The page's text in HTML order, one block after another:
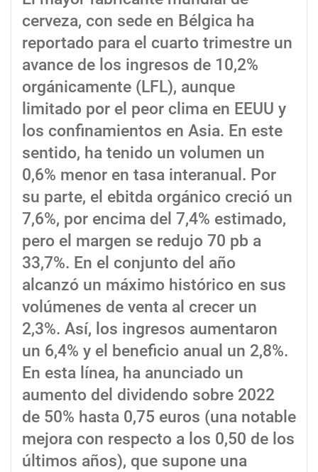
cerveza, con sede en Bélgica ha
reportado para el cuarto trimestre un
avance de los ingresos de 10,2%
orgánicamente (LFL), aunque
limitado por el peor clima en EEUU y
los confinamientos en Asia. En este
sentido, ha tenido un volumen un
0,6% menor en tasa interanual. Por
su parte, el ebitda orgánico creció un
7,6%, por encima del 7,4% estimado,
pero el margen se redujo 70 pb a
33,7%. En el conjunto del año
alcanzó un máximo histórico en sus
volúmenes de venta al crecer un
2,3%. Así, los ingresos aumentaron
un 6,4% y el beneficio anual un 2,8%.
En esta línea, ha anunciado un
aumento del dividendo sobre 2022
de 50% hasta 0,75 euros (una notable
mejora con respecto a los 0,50 de los
últimos años), que supone una